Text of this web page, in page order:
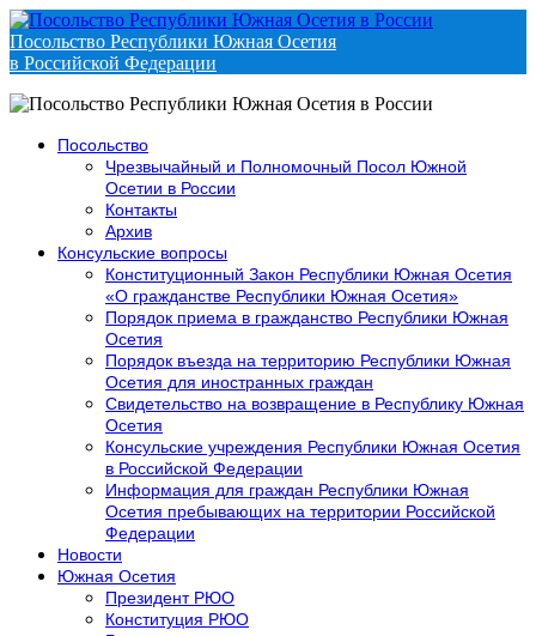
Посольство Республики Южная Осетия
в Российской Федерации
Посольство
Чрезвычайный и Полномочный Посол Южной
Осетии в России
Контакты
Архив
Консульские вопросы
Конституционный Закон Республики Южная Осетия
«О гражданстве Республики Южная Осетия»
Порядок приема в гражданство Республики Южная
Осетия
Порядок въезда на территорию Республики Южная
Осетия для иностранных граждан
Свидетельство на возвращение в Республику Южная
Осетия
Консульские учреждения Республики Южная Осетия
в Российской Федерации
Информация для граждан Республики Южная
Осетия пребывающих на территории Российской
Федерации
Новости
Южная Осетия
Президент РЮО
Конституция РЮО